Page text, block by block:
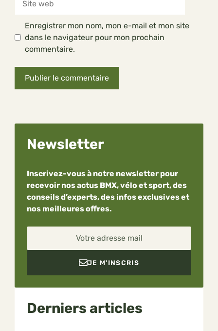
web
Enregistrer mon nom, mon e-mail et mon site
dans le navigateur pour mon prochain
commentaire.
Newsletter
Inscrivez-vous à notre newsletter pour
recevoir nos actus BMX, vélo et sport, des
conseils d’experts, des infos exclusives et
nos meilleures offres.
Votre adresse mail
JE M'INSCRIS
Derniers articles